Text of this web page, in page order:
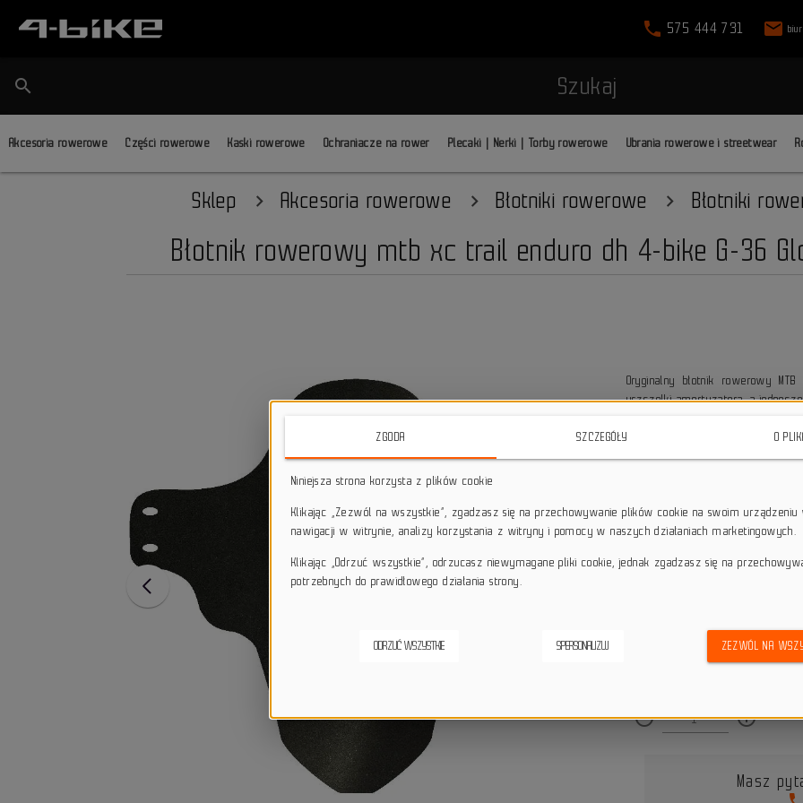
phone 575 444 731 mail
search Szukaj
Akcesoria rowerowe Części rowerowe Kaski rowerowe Ochraniacze na rower Plecaki | Nerki | Torby rowerowe Ubrania rowerowe i streetwear
Sklep Akcesoria rowerowe Błotniki rowerowe Błotniki
Błotnik rowerowy mtb xc trail enduro dh 4-bike G-36
Oryginalny błotnik rowerowy
uszczelki amortyzatora, a
local_shipping Dotyczy wysyłki na terenie
keyboard_return
remove_circle_outline add_circle_outline
Masz
ZGODA SZCZEGÓŁY O
Niniejsza strona korzysta z plików cookie
Klikając „Zezwól na wszystkie”, zgadzasz się na przechowywanie plików cookie na swoim urządzeniu
nawigacji w witrynie, analizy korzystania z witryny i pomocy w naszych działaniach marketingowych.
Klikając „Odrzuć wszystkie”, odrzucasz niewymagane pliki cookie, jednak zgadzasz się na
potrzebnych do prawidłowego działania strony.
ODRZUĆ WSZYSTKIE SPERSONALIZUJ ZEZWÓL NA